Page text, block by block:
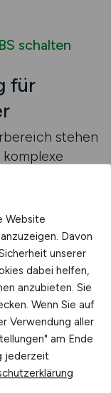
schalten
für
stehen
und
klar zu
da
auch in
strukturierte
Website
Davon
unserer
dabei helfen,
anzubieten. Sie
Wenn Sie auf
Verwendung aller
am Ende
jederzeit